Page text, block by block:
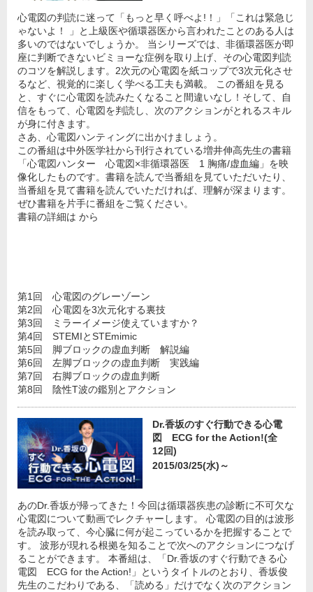
心電図の判読に迷って「もっと早く呼べよ!！」「これは緊急じ
ゃないよ！ 」と上級医や循環器医から言われたことのある人は
多いのではないでしょうか。 当シリーズでは、非循環器医が即
座に判断できないビミョーな症例を取り上げ、その心電図判読
のコツを解説します。2次元の心電図を紙コップで3次元化させ
るなど、視覚的に楽しく学べる工夫も満載。 この番組を見る
と、すぐに心電図を読みたくなること間違いなし！そして、自
信をもって、心電図を判読し、次のアクションがとれるスキル
が身に付きます。
さあ、心電図ハンティングに出かけましょう。
この番組は中外医学社から刊行されている増井伸高先生の書籍
「心電図ハンター 心電図×非循環器医 1 胸痛/虚血編」を映
像化したものです。書籍を読んで当番組を見ていただいたり、
当番組を見て書籍を読んでいただければ、理解が深まります。
ぜひ書籍を片手に番組をご覧ください。
書籍の詳細は から
第1回 心電図のグレーゾーン
第2回 心電図を3次元化する裏技
第3回 ミラーイメージ使えていますか？
第4回 STEMIとSTEmimic
第5回 脚ブロックの虚血判断 解説編
第6回 左脚ブロックの虚血判断 実践編
第7回 右脚ブロックの虚血判断
第8回 陰性T波の鑑別とアクション
Dr.香坂のすぐ行動できる心電
図 ECG for the Action!(全
12回)
2015/03/25(水)～
あのDr.香坂が帰ってきた！今回は循環器疾患の診断に不可欠な
心電図について動画でレクチャーします。 心電図の目的は波形
を読み取って、今心臓に何が起こっているかを把握することで
す。 波形が現れる根拠を知ることで次へのアクションにつなげ
ることができます。 本番組は、「Dr.香坂のすぐ行動できる心
電図 ECG for the Action!」というタイトルのとおり、香坂俊
先生のこだわりである、「読める」だけでなく次のアクション